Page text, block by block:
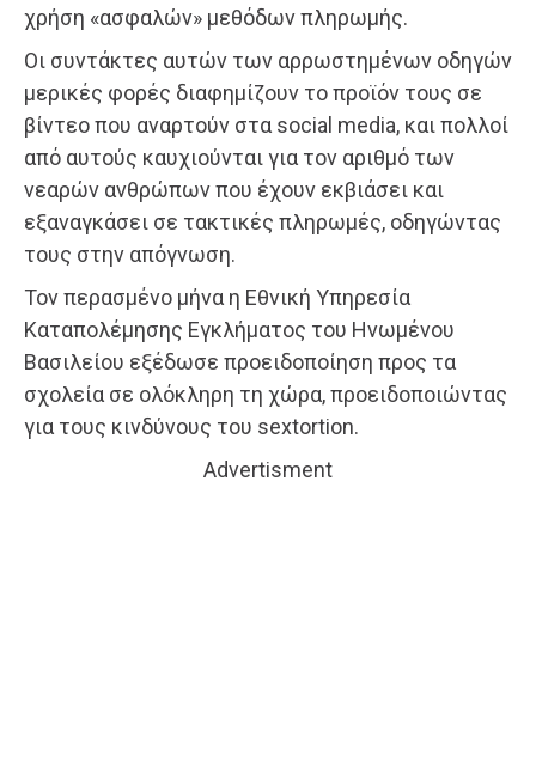
χρήση «ασφαλών» μεθόδων πληρωμής.
Οι συντάκτες αυτών των αρρωστημένων οδηγών
μερικές φορές διαφημίζουν το προϊόν τους σε
βίντεο που αναρτούν στα social media, και πολλοί
από αυτούς καυχιούνται για τον αριθμό των
νεαρών ανθρώπων που έχουν εκβιάσει και
εξαναγκάσει σε τακτικές πληρωμές, οδηγώντας
τους στην απόγνωση.
Τον περασμένο μήνα η Εθνική Υπηρεσία
Καταπολέμησης Εγκλήματος του Ηνωμένου
Βασιλείου εξέδωσε προειδοποίηση προς τα
σχολεία σε ολόκληρη τη χώρα, προειδοποιώντας
για τους κινδύνους του sextortion.
Advertisment